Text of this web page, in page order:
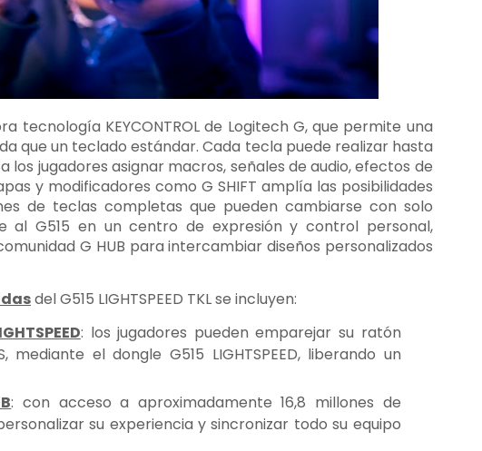
tecnología KEYCONTROL de Logitech G, que permite una
que un teclado estándar. Cada tecla puede realizar hasta
los jugadores asignar macros, señales de audio, efectos de
y modificadores como G SHIFT amplía las posibilidades
de teclas completas que pueden cambiarse con solo
al G515 en un centro de expresión y control personal,
G HUB para intercambiar diseños personalizados
del G515 LIGHTSPEED TKL se incluyen:
: los jugadores pueden emparejar su ratón
mediante el dongle G515 LIGHTSPEED, liberando un
: con acceso a aproximadamente 16,8 millones de
su experiencia y sincronizar todo su equipo